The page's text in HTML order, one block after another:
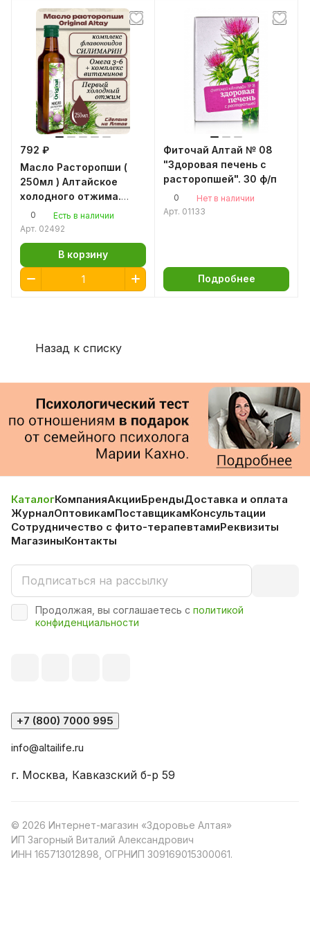
792 ₽
Масло Расторопши (
250мл ) Алтайское
холодного отжима.
Original Altay
0
Есть в наличии
Арт. 02492
В корзину
Фиточай Алтай № 08
"Здоровая печень с
расторопшей". 30 ф/п
0
Нет в наличии
Арт. 01133
Подробнее
Назад к списку
КаталогКомпанияАкцииБрендыДоставка и оплата
ЖурналОптовикамПоставщикамКонсультации
Сотрудничество с фито-терапевтамиРеквизиты
МагазиныКонтакты
Продолжая, вы соглашаетесь с политикой
конфиденциальности
+7 (800) 7000 995
info@altailife.ru
г. Москва, Кавказский б-р 59
© 2026 Интернет-магазин «Здоровье Алтая»
ИП Загорный Виталий Александрович
ИНН 165713012898, ОГРНИП 309169015300061.